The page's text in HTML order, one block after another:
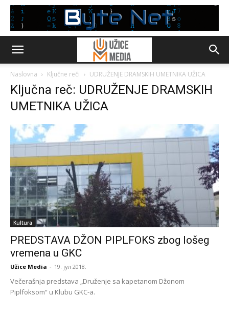
Naslovna Ključne reči UDRUŽENJE DRAMSKIH UMETNIKA UŽICA
Ključna reč: UDRUŽENJE DRAMSKIH
UMETNIKA UŽICA
Kultura
PREDSTAVA DŽON PIPLFOKS zbog lošeg
vremena u GKC
Užice Media - 19. јул 2018.
Večerašnja predstava „Druženje sa kapetanom Džonom
Piplfoksom“ u Klubu GKC-a.